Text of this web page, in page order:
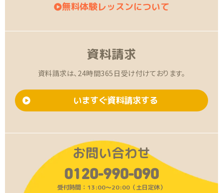
無料体験レッスンについて
資料請求
資料請求は、24時間365日受け付けております。
いますぐ資料請求する
お問い合わせ
0120-990-090
受付時間：13:00〜20:00（土日定休）